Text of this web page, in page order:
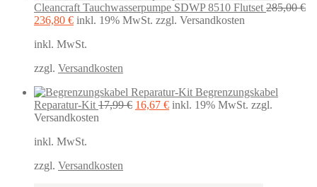
Cleancraft Tauchwasserpumpe SDWP 8510 Flutset 285,00€
Ursprünglicher
war:
236,80 €Aktueller
ist:
inkl. 19% MwSt. zzgl. Versandkosten
inkl. MwSt.
zzgl. Versandkosten
Begrenzungskabel
Reparatur-Kit 17,99€ Ursprünglicher
16,67 €Aktueller
inkl. 19% MwSt. zzgl.
Versandkosten
inkl. MwSt.
zzgl. Versandkosten